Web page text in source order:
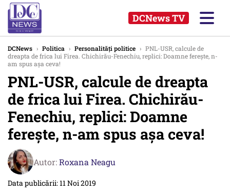
DCNews TV
DCNews › Politica › Personalități politice › PNL-USR, calcule de
dreapta de frica lui Firea. Chichirău-Fenechiu, replici: Doamne ferește, n-
am spus așa ceva!
PNL-USR, calcule de dreapta
de frica lui Firea. Chichirău-
Fenechiu, replici: Doamne
ferește, n-am spus așa ceva!
Autor:Roxana Neagu
Data publicării: 11 Noi 2019